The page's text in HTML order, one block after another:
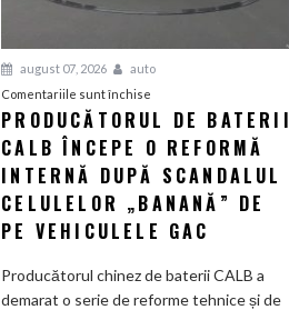
august 07, 2026
auto
Comentariile sunt închise
Producătorul
de
baterii
începe
o
PRODUCĂTORUL DE BATERII
CALB ÎNCEPE O REFORMĂ
INTERNĂ DUPĂ SCANDALUL
CELULELOR „BANANĂ” DE
PE VEHICULELE GAC
Producătorul chinez de baterii CALB a
demarat o serie de reforme tehnice și de